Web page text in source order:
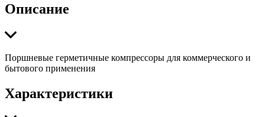
Описание
Поршневые герметичные компрессоры для коммерческого и
бытового применения
Характеристики